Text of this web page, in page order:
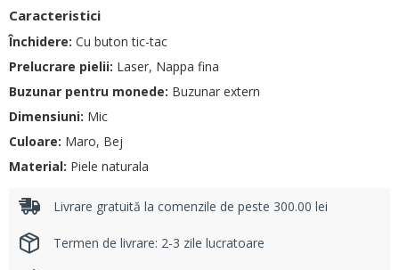
Caracteristici
Închidere: Cu buton tic-tac
Prelucrare pielii: Laser, Nappa fina
Buzunar pentru monede: Buzunar extern
Dimensiuni: Mic
Culoare: Maro, Bej
Material: Piele naturala
Livrare gratuită la comenzile de peste 300.00 lei
Termen de livrare: 2-3 zile lucratoare